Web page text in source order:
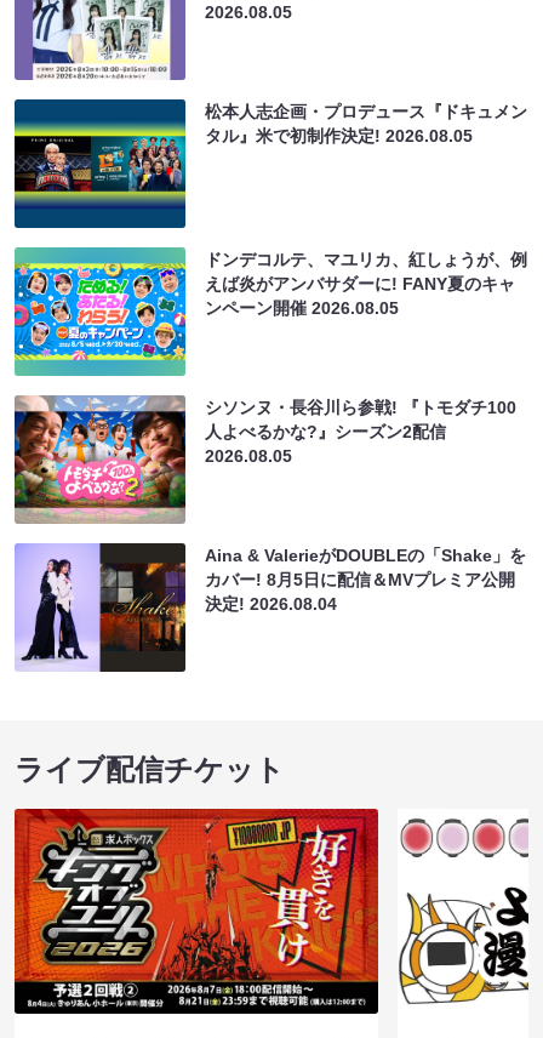
2026.08.05
松本人志企画・プロデュース『ドキュメン
タル』米で初制作決定!2026.08.05
ドンデコルテ、マユリカ、紅しょうが、例
えば炎がアンバサダーに! FANY夏のキャ
ンペーン開催2026.08.05
シソンヌ・長谷川ら参戦! 『トモダチ100
人よべるかな?』シーズン2配信
2026.08.05
Aina & ValerieがDOUBLEの「Shake」を
カバー! 8月5日に配信＆MVプレミア公開
決定!2026.08.04
ライブ配信チケット